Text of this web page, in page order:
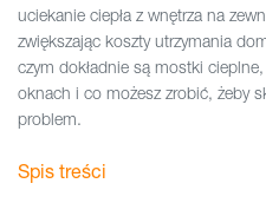
uciekanie ciepła z wnętrza na
zwiększając koszty utrzymania
czym dokładnie są mostki
oknach i co możesz zrobić, żeby
problem.
Spis treści